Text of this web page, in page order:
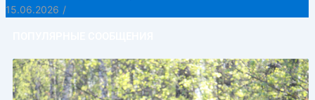
15.06.2026 /